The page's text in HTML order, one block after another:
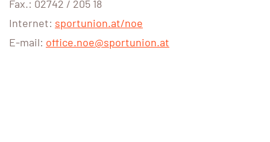
Fax.: 02742 / 205 18
Internet: sportunion.at/noe
E-mail: office.noe@sportunion.at